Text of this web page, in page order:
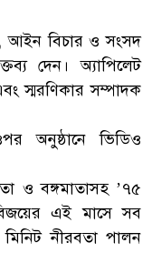
আইন বিচার ও সংসদ
দেন। অ্যাপিলেট
স্মরণিকার সম্পাদক
অনুষ্ঠানে ভিডিও
ও বঙ্গমাতাসহ ’৭৫
এই মাসে সব
নীরবতা পালন